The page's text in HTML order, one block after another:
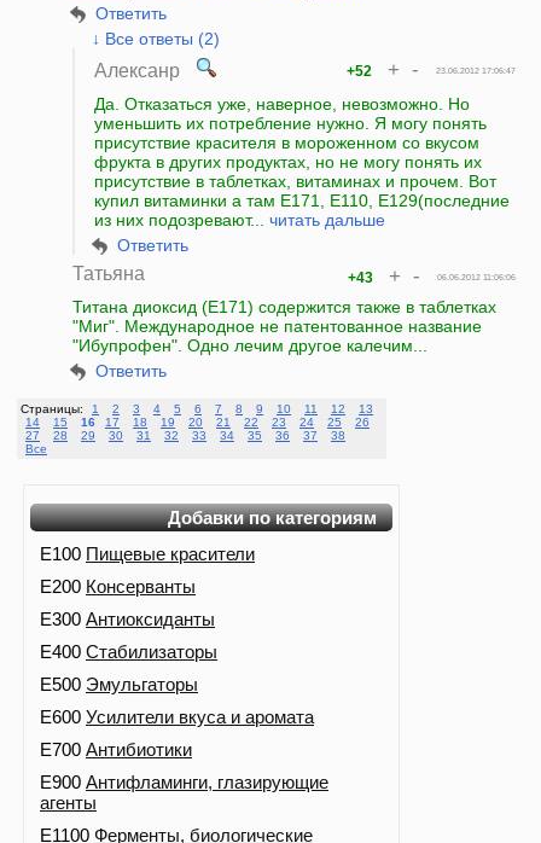
Ответить
↓ Все ответы (2)
Алексанр 23.06.2012 17:06:47
+52 + -
Да. Отказаться уже, наверное, невозможно. Но
уменьшить их потребление нужно. Я могу понять
присутствие красителя в мороженном со вкусом
фрукта в других продуктах, но не могу понять их
присутствие в таблетках, витаминах и прочем. Вот
купил витаминки а там Е171, Е110, Е129(последние
из них подозревают... читать дальше
Ответить
Татьяна 06.06.2012 11:06:06
+43 + -
Титана диоксид (Е171) содержится также в таблетках
"Миг". Международное не патентованное название
"Ибупрофен". Одно лечим другое калечим...
Ответить
Страницы: 1 2 3 4 5 6 7 8 9 10 11 12
13
14
15 16 17 18 19 20 21 22 23 24 25
26
27
28 29 30 31 32 33 34 35 36 37
38
Все
Добавки по категориям
E100 Пищевые красители
E200 Консерванты
E300 Антиоксиданты
E400 Стабилизаторы
E500 Эмульгаторы
E600 Усилители вкуса и аромата
E700 Антибиотики
E900 Антифламинги, глазирующие
агенты
E1100 Ферменты, биологические